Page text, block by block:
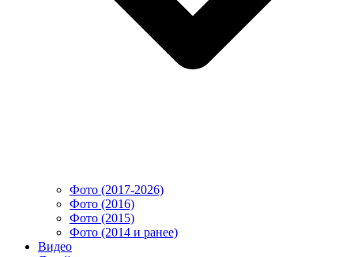
Фото (2017-2026)
Фото (2016)
Фото (2015)
Фото (2014 и ранее)
Видео